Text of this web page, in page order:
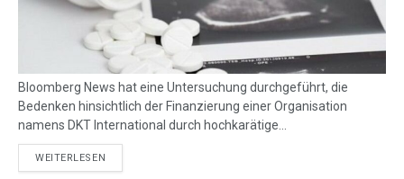
Bloomberg News hat eine Untersuchung durchgeführt, die
Bedenken hinsichtlich der Finanzierung einer Organisation
namens DKT International durch hochkarätige...
WEITERLESEN